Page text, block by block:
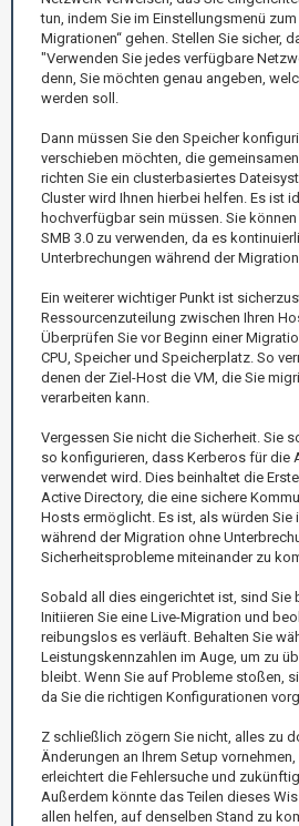
tun, indem Sie im Einstellungsmenü
Migrationen“ gehen. Stellen Sie sicher,
"Verwenden Sie jedes verfügbare
denn, Sie möchten genau angeben,
werden soll.
Dann müssen Sie den Speicher
verschieben möchten, die
richten Sie ein clusterbasiertes
Cluster wird Ihnen hierbei helfen. Es ist
hochverfügbar sein müssen. Sie können
SMB 3.0 zu verwenden, da es
Unterbrechungen während der
Ein weiterer wichtiger Punkt ist
Ressourcenzuteilung zwischen Ihren
Überprüfen Sie vor Beginn einer
CPU, Speicher und Speicherplatz. So
denen der Ziel-Host die VM, die Sie
verarbeiten kann.
Vergessen Sie nicht die Sicherheit. Sie
so konfigurieren, dass Kerberos für die
verwendet wird. Dies beinhaltet die
Active Directory, die eine sichere
Hosts ermöglicht. Es ist, als würden Sie
während der Migration ohne
Sicherheitsprobleme miteinander zu
Sobald all dies eingerichtet ist, sind Sie
Initiieren Sie eine Live-Migration und
reibungslos es verläuft. Behalten Sie
Leistungskennzahlen im Auge, um zu
bleibt. Wenn Sie auf Probleme stoßen,
da Sie die richtigen Konfigurationen
Z schließlich zögern Sie nicht, alles zu
Änderungen an Ihrem Setup
erleichtert die Fehlersuche und
Außerdem könnte das Teilen dieses
allen helfen, auf denselben Stand zu